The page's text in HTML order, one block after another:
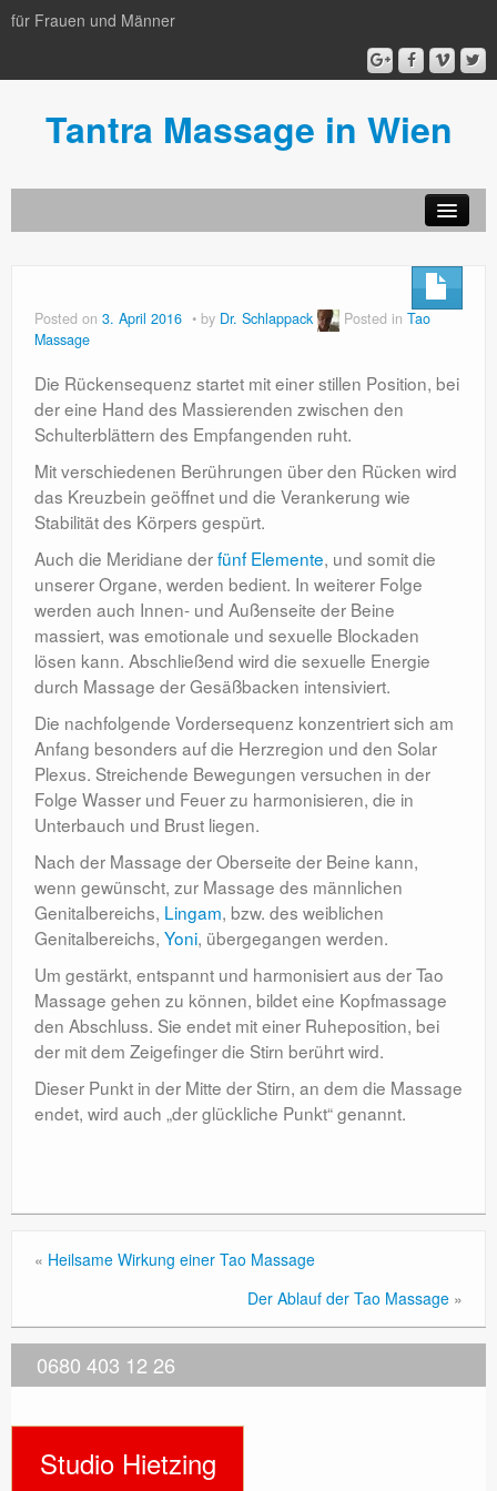
für Frauen und Männer
Tantra Massage in Wien
Team
Neue Preise, z.B.: 90 min. 150 Euro
Stellenangebot
Anfahrt
Kontakt
en
Posted on 3. April 2016 by Dr. Schlappack Posted in Tao
Massage
Die Rückensequenz startet mit einer stillen Position, bei
der eine Hand des Massierenden zwischen den
Schulterblättern des Empfangenden ruht.
Mit verschiedenen Berührungen über den Rücken wird
das Kreuzbein geöffnet und die Verankerung wie
Stabilität des Körpers gespürt.
Auch die Meridiane derfünf Elemente, und somit die
unserer Organe, werden bedient. In weiterer Folge
werden auch Innen- und Außenseite der Beine
massiert, was emotionale und sexuelle Blockaden
lösen kann. Abschließend wird die sexuelle Energie
durch Massage der Gesäßbacken intensiviert.
Die nachfolgende Vordersequenz konzentriert sich am
Anfang besonders auf die Herzregion und den Solar
Plexus. Streichende Bewegungen versuchen in der
Folge Wasser und Feuer zu harmonisieren, die in
Unterbauch und Brust liegen.
Nach der Massage der Oberseite der Beine kann,
wenn gewünscht, zur Massage des männlichen
Genitalbereichs, Lingam, bzw. des weiblichen
Genitalbereichs, Yoni, übergegangen werden.
Um gestärkt, entspannt und harmonisiert aus der Tao
Massage gehen zu können, bildet eine Kopfmassage
den Abschluss. Sie endet mit einer Ruheposition, bei
der mit dem Zeigefinger die Stirn berührt wird.
Dieser Punkt in der Mitte der Stirn, an dem die Massage
endet, wird auch „der glückliche Punkt“ genannt.
« Heilsame Wirkung einer Tao Massage
Der Ablauf der Tao Massage »
0680 403 12 26
Studio Hietzing